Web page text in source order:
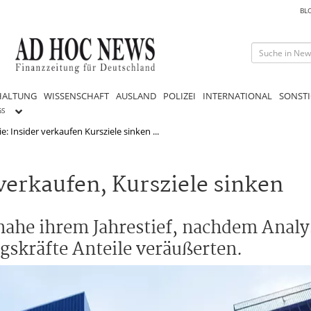
WISSENSCHAFT AUSLAND POLIZEI INTERNATIONAL
Insider verkaufen Kursziele sinken ...
Kursziele sinken
ihrem Jahrestief, nachdem
Anteile veräußerten.